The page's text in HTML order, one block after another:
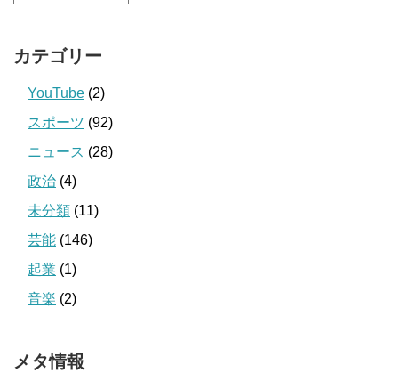
カテゴリー
YouTube (2)
スポーツ (92)
ニュース (28)
政治 (4)
未分類 (11)
芸能 (146)
起業 (1)
音楽 (2)
メタ情報